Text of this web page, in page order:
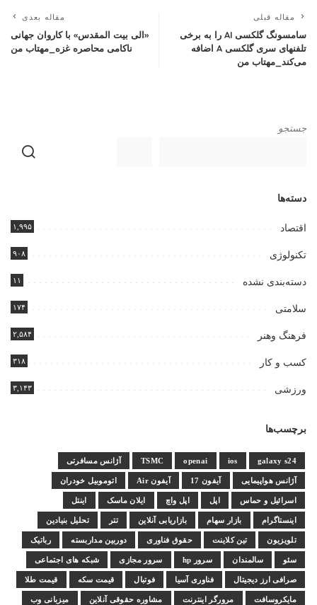
مقاله قبلی
سامسونگ گلکسی AI را به برخی
تلفنهای سری گلکسی A اضافه
می‌کند_مهتاب من
مقاله بعدی
«الی بیت المقدس» با کاروان جهانی
ناکامی محاصره غزه_مهتاب من
جستجو
دسته‌ها
اقتصاد ۱,۹۹۵
تکنولوژی ۹۰۸
دسته‌بندی نشده ۱۱
سلامتی ۱۷۴
فرهنگ وهنر ۲,۵۸۴
کسب و کار ۳۱۸
ورزشی ۳,۱۴۳
برچسب‌ها
galaxy s24
ios
openai
TSMC آژانس مسافرتی
آژانس هواپیمایی آیفون 17 آیفون Air اتوموبیل خودران
اسرائیل و حماس اپل اپل واچ ایلان ماسک اینتل
اینستاگرام بازار سهام بازاریابی آنلاین تتر تحلیل بنیادین
تلویزیون تین کلاینت حقوق فناوری دوربین مداربسته رباتیک
سئو سالمندان سرور hp سرور مجازی شبکه های اجتماعی
صرافی ارز دیجیتال فناوری آسیا فوتبال قیمت سکه قیمت طلا
مایکروسافت مرورگر اینترنت مشاوره حقوقی آنلاین میزبانی وب